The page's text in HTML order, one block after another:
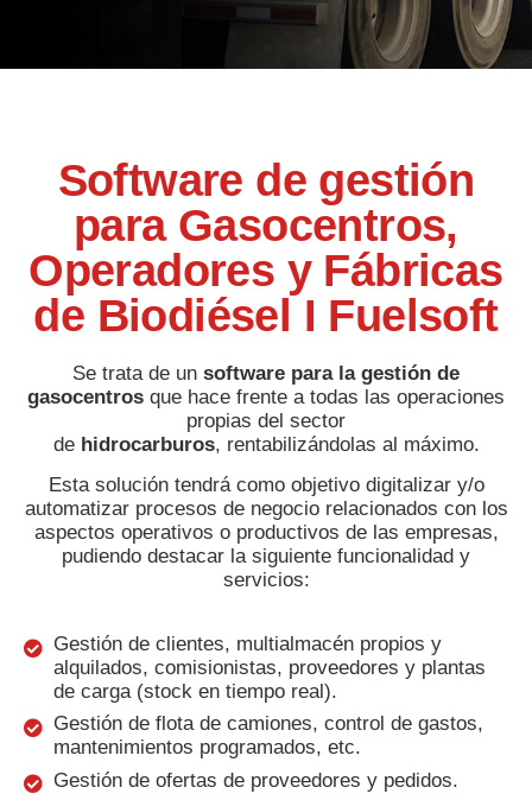
Software de gestión
para Gasocentros,
Operadores y Fábricas
de Biodiésel I Fuelsoft
Se trata de un software para la gestión de
gasocentros que hace frente a todas las operaciones
propias del sector
de hidrocarburos, rentabilizándolas al máximo.
Esta solución tendrá como objetivo digitalizar y/o
automatizar procesos de negocio relacionados con los
aspectos operativos o productivos de las empresas,
pudiendo destacar la siguiente funcionalidad y
servicios:
Gestión de clientes, multialmacén propios y
alquilados, comisionistas, proveedores y plantas
de carga (stock en tiempo real).
Gestión de flota de camiones, control de gastos,
mantenimientos programados, etc.
Gestión de ofertas de proveedores y pedidos.